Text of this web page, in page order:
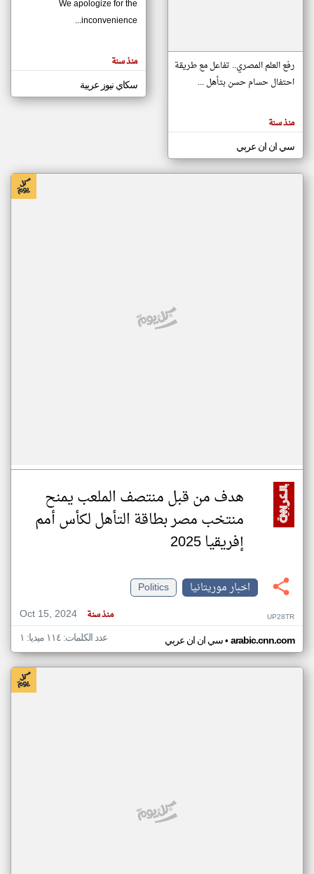
مصادر الأخبار من موريتانيا
اخبار موريتانيا على مدار الساعة
أهم اخبار موريتانيا العاجلة والمباشرة
المقالات
الموجوده
هنا عن
رفع العلم المصري.. تفاعل مع طريقة
احتفال حسام حسن بتأهل ...
منذ سنة
سي ان ان عربي
We apologize for the
inconvenience...
منذ سنة
سكاي نيوز عربية
هدف من قبل منتصف الملعب يمنح
منتخب مصر بطاقة التأهل لكأس أمم
إفريقيا 2025
اخبار موريتانيا
Politics
Oct 15, 2024
منذ سنة UP28TR
سي ان ان عربي• arabic.cnn.com عدد الكلمات: ١١٤ ميديا: ١
klyoum.com